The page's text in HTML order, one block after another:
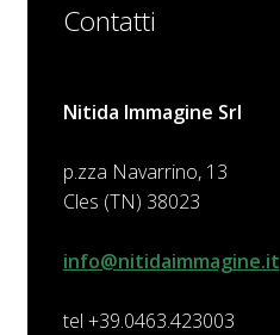
Contatti
Nitida Immagine Srl
p.zza Navarrino, 13
Cles (TN) 38023
info@nitidaimmagine.it
tel +39.0463.423003